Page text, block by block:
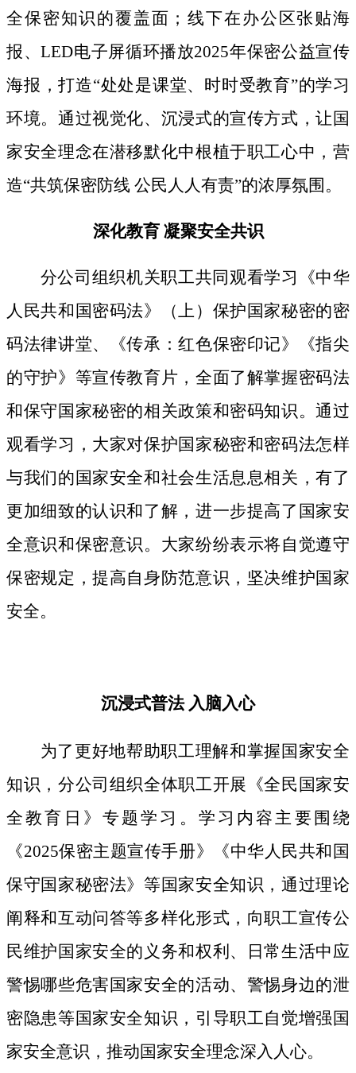
全保密知识的覆盖面；线下在办公区张贴海
报、LED电子屏循环播放2025年保密公益宣传
海报，打造“处处是课堂、时时受教育”的学习
环境。通过视觉化、沉浸式的宣传方式，让国
家安全理念在潜移默化中根植于职工心中，营
造“共筑保密防线 公民人人有责”的浓厚氛围。
深化教育凝聚安全共识
分公司组织机关职工共同观看学习《中华
人民共和国密码法》
（上）保护国家秘密的密
码法律讲堂、
《传承：红色保密印记》《指尖
的守护》等宣传教育片， 全面了解掌握密码法
和保守国家秘密的相关政策和密码知识。通过
观看学习，大家对保护国家秘密和密码法怎样
与我们的国家安全和社会生活息息相关，有了
更加细致的认识和了解，进一步提高了国家安
全意识和保密意识。大家纷纷表示将自觉遵守
保密规定，提高自身防范意识，坚决维护国家
安全。
沉浸式普法 入脑入心
为了更好地帮助职工理解和掌握国家安全
知识，分公司组织全体职工开展《全民国家安
全教育日》专题学习。学习内容主要围绕
《2025保密主题宣传手册》《中华人民共和国
保守国家秘密法》等国家安全知识，通过理论
阐释和互动问答等多样化形式，向职工宣传公
民维护国家安全的义务和权利、日常生活中应
警惕哪些危害国家安全的活动、警惕身边的泄
密隐患等国家安全知识，引导职工自觉增强国
家安全意识，推动国家安全理念深入人心。